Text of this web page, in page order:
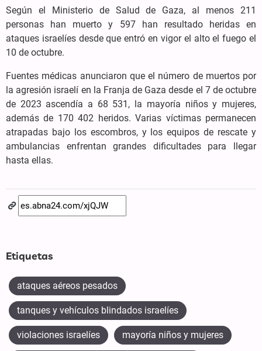
Según el Ministerio de Salud de Gaza, al menos 211
personas han muerto y 597 han resultado heridas en
ataques israelíes desde que entró en vigor el alto el fuego el
10 de octubre.
Fuentes médicas anunciaron que el número de muertos por
la agresión israelí en la Franja de Gaza desde el 7 de octubre
de 2023 ascendía a 68 531, la mayoría niños y mujeres,
además de 170 402 heridos. Varias víctimas permanecen
atrapadas bajo los escombros, y los equipos de rescate y
ambulancias enfrentan grandes dificultades para llegar
hasta ellas.
Etiquetas
ataques aéreos pesados
tanques y vehículos blindados israelíes
violaciones israelíes mayoría niños y mujeres